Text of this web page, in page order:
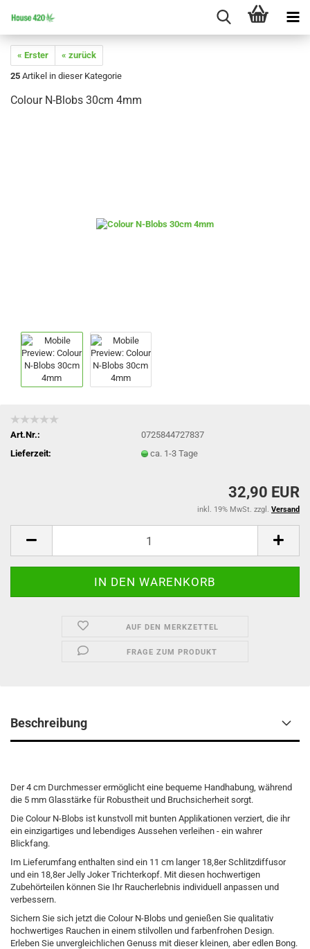
« Erster
« zurück
25 Artikel in dieser Kategorie
Colour N-Blobs 30cm 4mm
Art.Nr.:
0725844727837
Lieferzeit:
ca. 1-3 Tage
32,90 EUR
inkl. 19% MwSt. zzgl. Versand
AUF DEN MERKZETTEL
FRAGE ZUM PRODUKT
Beschreibung
Der 4 cm Durchmesser ermöglicht eine bequeme Handhabung, während
die 5 mm Glasstärke für Robustheit und Bruchsicherheit sorgt.
Die Colour N-Blobs ist kunstvoll mit bunten Applikationen verziert, die ihr
ein einzigartiges und lebendiges Aussehen verleihen - ein wahrer
Blickfang.
Im Lieferumfang enthalten sind ein 11 cm langer 18,8er Schlitzdiffusor
und ein 18,8er Jelly Joker Trichterkopf. Mit diesen hochwertigen
Zubehörteilen können Sie Ihr Raucherlebnis individuell anpassen und
verbessern.
Sichern Sie sich jetzt die Colour N-Blobs und genießen Sie qualitativ
hochwertiges Rauchen in einem stilvollen und farbenfrohen Design.
Erleben Sie unvergleichlichen Genuss mit dieser kleinen, aber edlen Bong.